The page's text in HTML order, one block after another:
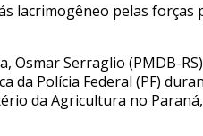
lacrimogêneo pelas
Serraglio (PMDB-
da Polícia Federal (PF)
da Agricultura no